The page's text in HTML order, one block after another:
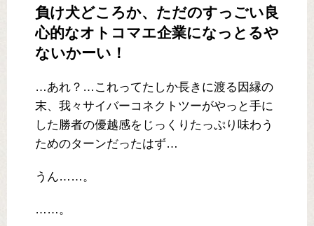
負け犬どころか、ただのすっごい良
心的なオトコマエ企業になっとるや
ないかーい！
…あれ？…これってたしか長きに渡る因縁の
末、我々サイバーコネクトツーがやっと手に
した勝者の優越感をじっくりたっぷり味わう
ためのターンだったはず…
うん……。
……。